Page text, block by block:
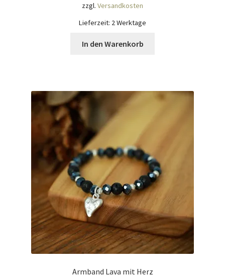
war:
CHF 49.90
zzgl. Versandkosten
Lieferzeit: 2 Werktage
In den Warenkorb
Armband Lava mit Herz